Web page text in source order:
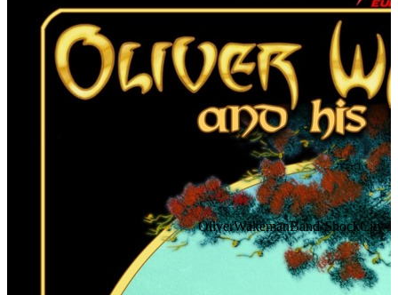
OliverWakemanBand-ShockCity-